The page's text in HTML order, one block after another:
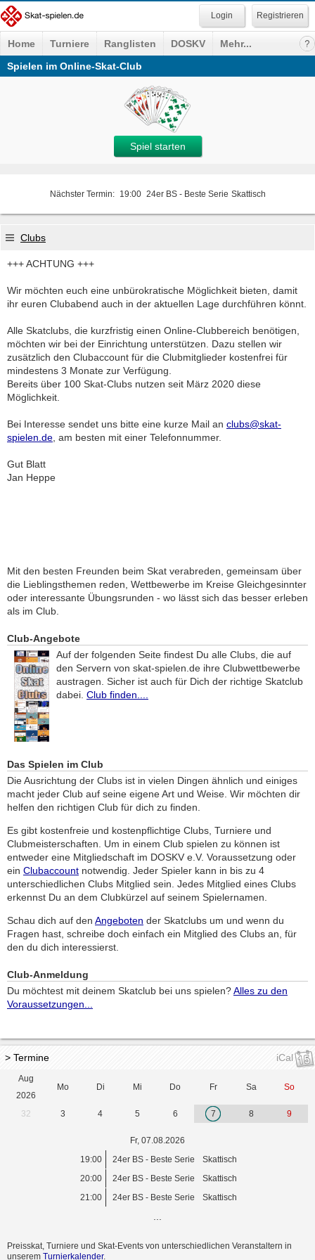
Registrieren
Home Turniere Ranglisten DOSKV
Mehr...
Spielen im Online-Skat-Club
Spiel starten
Nächster Termin: 19:00 24er BS - Beste Serie Skattisch
Clubs
+++ ACHTUNG +++
Wir möchten euch eine unbürokratische Möglichkeit bieten, damit
ihr euren Clubabend auch in der aktuellen Lage durchführen könnt.
Alle Skatclubs, die kurzfristig einen Online-Clubbereich benötigen,
möchten wir bei der Einrichtung unterstützen. Dazu stellen wir
zusätzlich den Clubaccount für die Clubmitglieder kostenfrei für
mindestens 3 Monate zur Verfügung.
Bereits über 100 Skat-Clubs nutzen seit März 2020 diese
Möglichkeit.
Bei Interesse sendet uns bitte eine kurze Mail an clubs@skat-
spielen.de , am besten mit einer Telefonnummer.
Gut Blatt
Jan Heppe
Mit den besten Freunden beim Skat verabreden, gemeinsam über
die Lieblingsthemen reden, Wettbewerbe im Kreise Gleichgesinnter
oder interessante Übungsrunden - wo lässt sich das besser erleben
als im Club.
Club-Angebote
Auf der folgenden Seite findest Du alle Clubs, die auf
den Servern von skat-spielen.de ihre Clubwettbewerbe
austragen. Sicher ist auch für Dich der richtige Skatclub
dabei. Club finden....
Das Spielen im Club
Die Ausrichtung der Clubs ist in vielen Dingen ähnlich und einiges
macht jeder Club auf seine eigene Art und Weise. Wir möchten dir
helfen den richtigen Club für dich zu finden.
Es gibt kostenfreie und kostenpflichtige Clubs, Turniere und
Clubmeisterschaften. Um in einem Club spielen zu können ist
entweder eine Mitgliedschaft im DOSKV e.V. Voraussetzung oder
ein Clubaccount notwendig. Jeder Spieler kann in bis zu 4
unterschiedlichen Clubs Mitglied sein. Jedes Mitglied eines Clubs
erkennst Du an dem Clubkürzel auf seinem Spielernamen.
Schau dich auf den Angeboten der Skatclubs um und wenn du
Fragen hast, schreibe doch einfach ein Mitglied des Clubs an, für
den du dich interessierst.
Club-Anmeldung
Du möchtest mit deinem Skatclub bei uns spielen?Alles zu den
Voraussetzungen...
> Termine iCal
Aug
2026
Mo Di Mi Do Fr Sa So
32 3 4 5 6 7 8 9
Fr, 07.08.2026
19:00
24er BS - Beste Serie
Skattisch
20:00
24er BS - Beste Serie
Skattisch
21:00
24er BS - Beste Serie Skattisch
...
Preisskat, Turniere und Skat-Events von unterschiedlichen Veranstaltern in
unserem Turnierkalender.